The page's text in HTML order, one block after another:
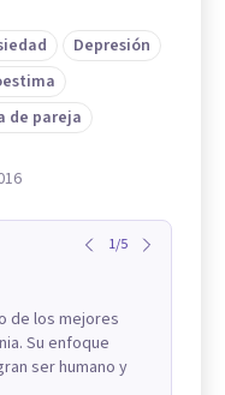
Depresión
de pareja
1/5
de los mejores
Su enfoque
ser humano y